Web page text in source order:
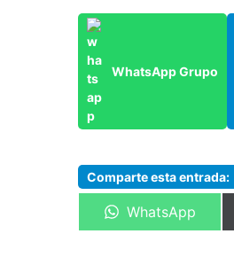
WhatsApp Grupo
Comparte esta entrada:
Compartir
WhatsApp